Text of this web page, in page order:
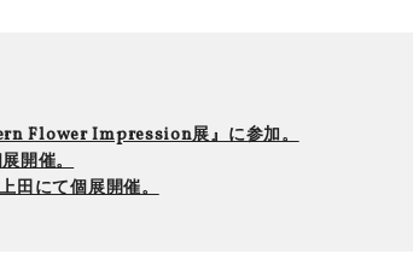
Flower Impression展』に参加。
開催。
田にて個展開催。